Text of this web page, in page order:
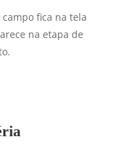
fica na tela
na etapa de